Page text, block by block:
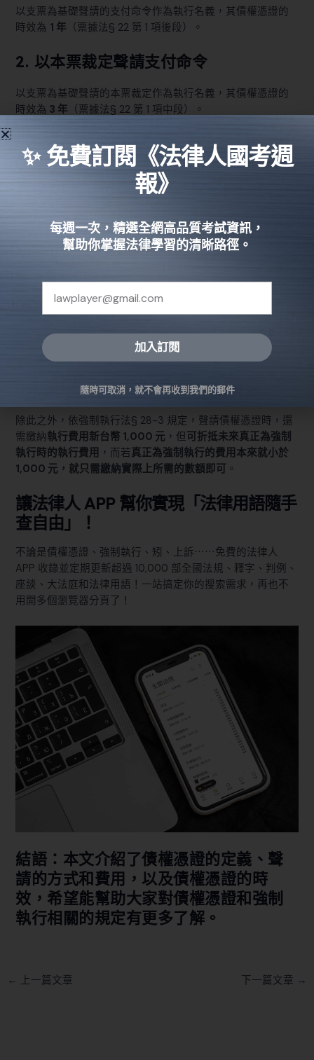
以支票為基礎聲請的支付命令作為執行名義，其債權憑證的
時效為 1 年 （票據法§ 22 第 1 項後段）。
2. 以本票裁定聲請支付命令
以支票為基礎聲請的本票裁定作為執行名義，其債權憑證的
時效為 3 年 （票據法§ 22 第 1 項中段）。
3. 其他執行名義（如：確定判決⋯⋯等
等）
若是支票及本票以外的其他執行名義，債權憑證的時效為
若是債權憑證的時效屆至，債務人還未還錢，就必須再
債權憑證怎麼聲請？
依強制執行法§ 27 第 1、2 項規定，若債務人沒有財產可供強
制執行、或是財產的數額不足以清償完所有債務，則債權人
的範本可至司法院官網下載。
除此之外，依強制執行法§ 28-3 規定，聲請債權憑證時，還
需繳納執行費用新台幣 1,000 元 ，但可折抵未來真正為強制
執行時的執行費用 ，而若真正為強制執行的費用本來就小於
1,000 元，就只需繳納實際上所需的數額即可 。
讓法律人 APP 幫你實現「法律用語隨手
查自由」！
不論是債權憑證、強制執行、矧、上訴⋯⋯免費的法律人
APP 收錄並定期更新超過 10,000 部全國法規、釋字、判例、
座談、大法庭和法律用語！一站搞定你的搜索需求，再也不
用開多個瀏覽器分頁了！
結語：本文介紹了債權憑證的定義、聲
請的方式和費用，以及債權憑證的時
效，希望能幫助大家對債權憑證和強制
執行相關的規定有更多了解。
← 上一篇文章 下一篇文章 →
✨ 免費訂閱《法律人國考週
報》
每週一次，精選全網高品質考試資訊，
幫助你掌握法律學習的清晰路徑。
加入訂閱
隨時可取消，就不會再收到我們的郵件